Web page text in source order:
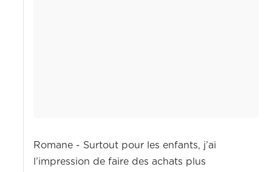
Romane - Surtout pour les enfants, j’ai
l’impression de faire des achats plus